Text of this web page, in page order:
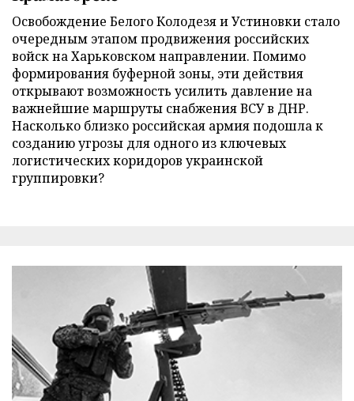
Освобождение Белого Колодезя и Устиновки стало
очередным этапом продвижения российских
войск на Харьковском направлении. Помимо
формирования буферной зоны, эти действия
открывают возможность усилить давление на
важнейшие маршруты снабжения ВСУ в ДНР.
Насколько близко российская армия подошла к
созданию угрозы для одного из ключевых
логистических коридоров украинской
группировки?